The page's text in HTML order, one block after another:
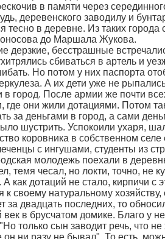
в памяти через
деревенского заводилу и
тесно в деревне. Из таких города
до Маршала Жукова.
дерзкие, бесстрашные
сбиваться в артель и
Но потом у них паспорта
А их дети уже не
в город. После армии же почти
где они жили дотациями. Потом
за деньгами в город, а сами
шустрить. Успокоили ухаря,
коровника в собственном
с ингушами, студенты из
молодежь поехали в
темя чесал, но локти, точно, не
как дотаций не стало, кирпичи с
к своему натуральному
за двадцать последних, то
в брусчатом домике. Благо у
только сын заводит речь, что
он ни разу не бывал". То есть,